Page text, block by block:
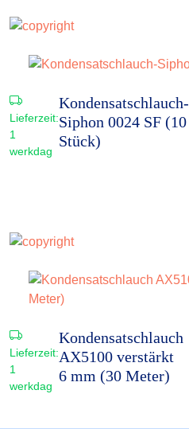
Lieferzeit:
1
werkdag
Kondensatschlauch-
Siphon 0024 SF (10
Stück)
Lieferzeit:
1
werkdag
Kondensatschlauch
AX5100 verstärkt
6 mm (30 Meter)